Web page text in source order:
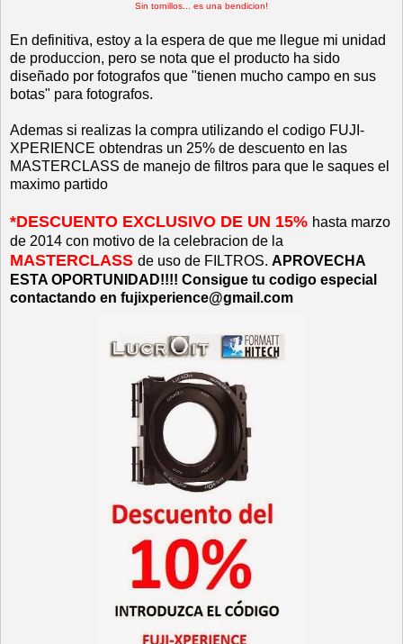
Sin tornillos... es una bendicion!
En definitiva, estoy a la espera de que me llegue mi unidad
de produccion, pero se nota que el producto ha sido
diseñado por fotografos que "tienen mucho campo en sus
botas" para fotografos.
Ademas si realizas la compra utilizando el codigo FUJI-
XPERIENCE obtendras un 25% de descuento en las
MASTERCLASS de manejo de filtros para que le saques el
maximo partido
*DESCUENTO EXCLUSIVO DE UN 15% hasta marzo
de 2014 con motivo de la celebracion de la
MASTERCLASS de uso de FILTROS. APROVECHA
ESTA OPORTUNIDAD!!!! Consigue tu codigo especial
contactando en fujixperience@gmail.com